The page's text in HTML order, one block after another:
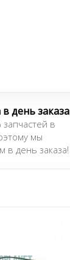
день заказа
в
мы
в день заказа!